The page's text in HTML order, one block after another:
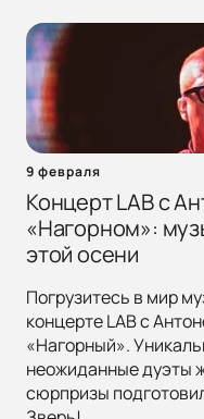
9 февраля
Концерт LAB с
«Нагорном»:
этой осени
Погрузитесь в мир
концерте LAB с
«Нагорный».
неожиданные дуэты
сюрпризы